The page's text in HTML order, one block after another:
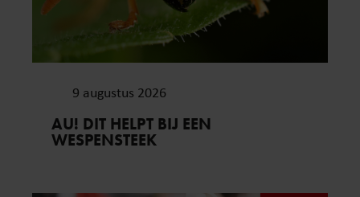
9 augustus 2026
AU! DIT HELPT BIJ EEN
WESPENSTEEK